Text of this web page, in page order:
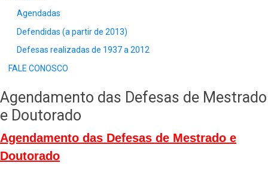
Agendadas
Defendidas (a partir de 2013)
Defesas realizadas de 1937 a 2012
FALE CONOSCO
Agendamento das Defesas de Mestrado
e Doutorado
Agendamento das Defesas de Mestrado e
Doutorado